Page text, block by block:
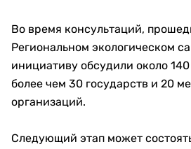
Во время консультаций,
Региональном экологическом
инициативу обсудили около
более чем 30 государств и 20
организаций.
Следующий этап может